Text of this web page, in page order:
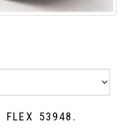
FLEX 53948.